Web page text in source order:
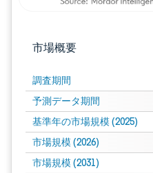
市場概要
調査期間
予測データ期間
基準年の市場規模 (2025)
市場規模 (2026)
市場規模 (2031)